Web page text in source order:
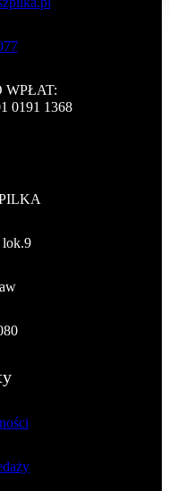
WPŁAT:
0191 1368
lok.9